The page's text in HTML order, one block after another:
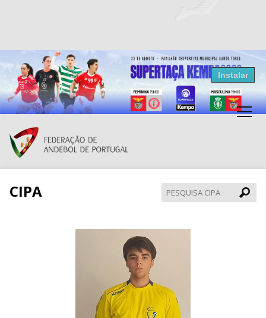
Resultados Andebol
Federação de Andebol de Portugal
Grátis - Disponivel na Play Store
Instalar
CIPA
CIPA